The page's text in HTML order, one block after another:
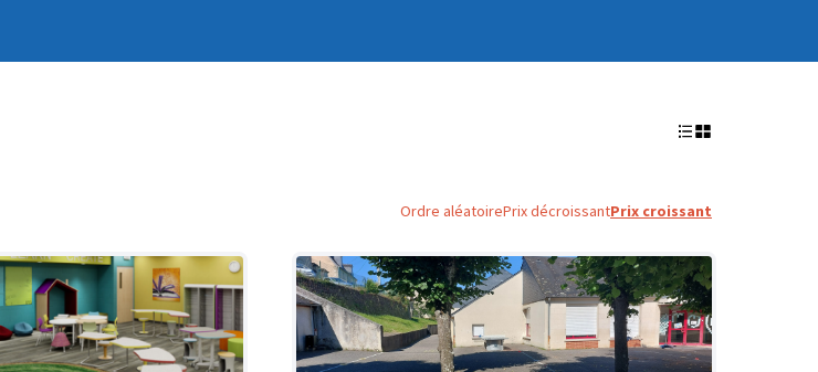
Ordre aléatoirePrix décroissantPrix croissant